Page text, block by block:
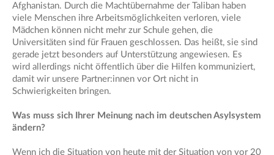
Afghanistan. Durch die Machtübernahme der Taliban haben
viele Menschen ihre Arbeitsmöglichkeiten verloren, viele
Mädchen können nicht mehr zur Schule gehen, die
Universitäten sind für Frauen geschlossen. Das heißt, sie sind
gerade jetzt besonders auf Unterstützung angewiesen. Es
wird allerdings nicht öffentlich über die Hilfen kommuniziert,
damit wir unsere Partner:innen vor Ort nicht in
Schwierigkeiten bringen.
Was muss sich Ihrer Meinung nach im deutschen Asylsystem
ändern?
Wenn ich die Situation von heute mit der Situation von vor 20